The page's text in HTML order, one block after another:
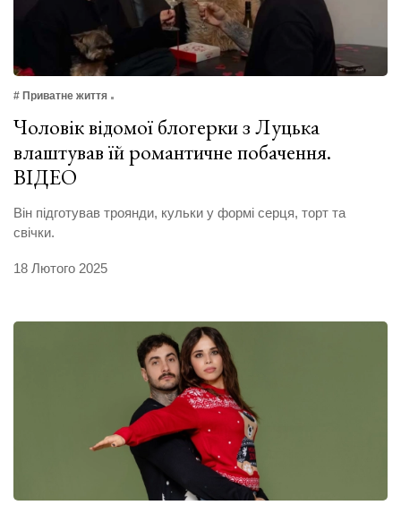
# Приватне життя
Чоловік відомої блогерки з Луцька
влаштував їй романтичне побачення.
ВІДЕО
Він підготував троянди, кульки у формі серця, торт та
свічки.
18 Лютого 2025